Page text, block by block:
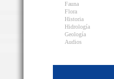
Fauna
Flora
Historia
Hidrología
Geología
Audios